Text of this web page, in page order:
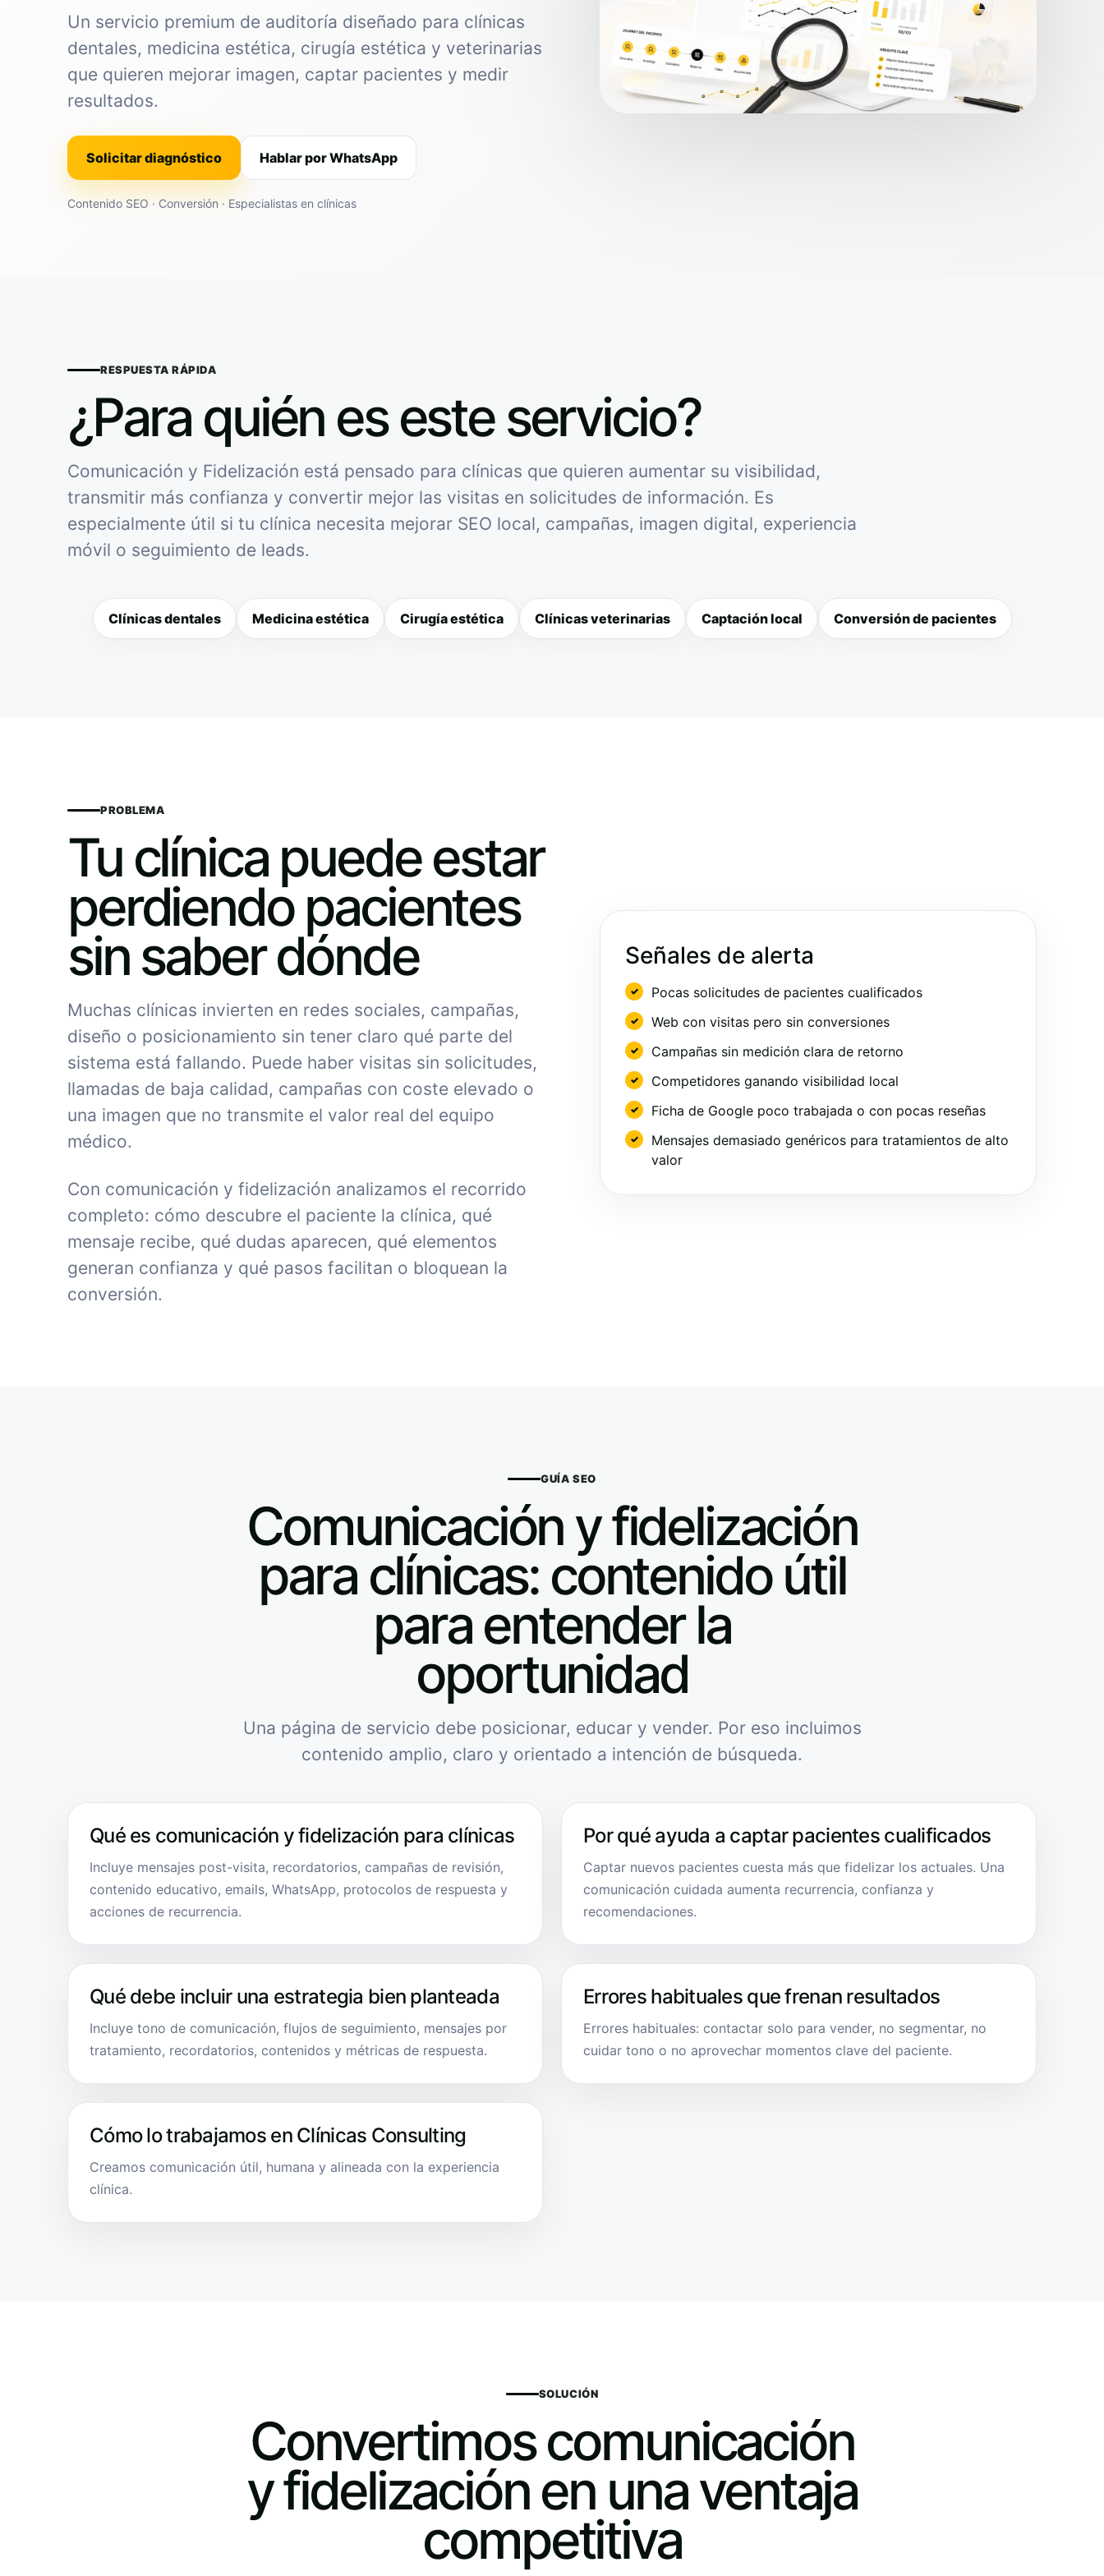
Un servicio premium de auditoría diseñado para clínicas
dentales, medicina estética, cirugía estética y veterinarias
que quieren mejorar imagen, captar pacientes y medir
resultados.
Solicitar diagnóstico Hablar por WhatsApp
Contenido SEO · Conversión · Especialistas en clínicas
RESPUESTA RÁPIDA
¿Para quién es este servicio?
Comunicación y Fidelización está pensado para clínicas que quieren aumentar su visibilidad,
transmitir más confianza y convertir mejor las visitas en solicitudes de información. Es
especialmente útil si tu clínica necesita mejorar SEO local, campañas, imagen digital, experiencia
móvil o seguimiento de leads.
Clínicas dentales Medicina estética Cirugía estética Clínicas veterinarias Captación local Conversión de pacientes
PROBLEMA
Tu clínica puede estar
perdiendo pacientes
sin saber dónde
Muchas clínicas invierten en redes sociales, campañas,
diseño o posicionamiento sin tener claro qué parte del
sistema está fallando. Puede haber visitas sin solicitudes,
llamadas de baja calidad, campañas con coste elevado o
una imagen que no transmite el valor real del equipo
médico.
Con comunicación y fidelización analizamos el recorrido
completo: cómo descubre el paciente la clínica, qué
mensaje recibe, qué dudas aparecen, qué elementos
generan confianza y qué pasos facilitan o bloquean la
conversión.
Señales de alerta
Pocas solicitudes de pacientes cualificados
Web con visitas pero sin conversiones
Campañas sin medición clara de retorno
Competidores ganando visibilidad local
Ficha de Google poco trabajada o con pocas reseñas
Mensajes demasiado genéricos para tratamientos de alto
valor
GUÍA SEO
Comunicación y fidelización
para clínicas: contenido útil
para entender la
oportunidad
Una página de servicio debe posicionar, educar y vender. Por eso incluimos
contenido amplio, claro y orientado a intención de búsqueda.
Qué es comunicación y fidelización para clínicas
Incluye mensajes post-visita, recordatorios, campañas de revisión,
contenido educativo, emails, WhatsApp, protocolos de respuesta y
acciones de recurrencia.
Por qué ayuda a captar pacientes cualificados
Captar nuevos pacientes cuesta más que fidelizar los actuales. Una
comunicación cuidada aumenta recurrencia, confianza y
recomendaciones.
Qué debe incluir una estrategia bien planteada
Incluye tono de comunicación, flujos de seguimiento, mensajes por
tratamiento, recordatorios, contenidos y métricas de respuesta.
Errores habituales que frenan resultados
Errores habituales: contactar solo para vender, no segmentar, no
cuidar tono o no aprovechar momentos clave del paciente.
Cómo lo trabajamos en Clínicas Consulting
Creamos comunicación útil, humana y alineada con la experiencia
clínica.
SOLUCIÓN
Convertimos comunicación
y fidelización en una ventaja
competitiva